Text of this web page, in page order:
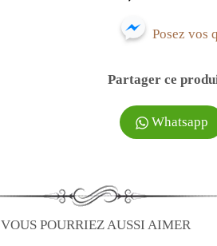
Posez vos
Partager ce
Whatsapp
VOUS POURRIEZ AUSSI AIMER